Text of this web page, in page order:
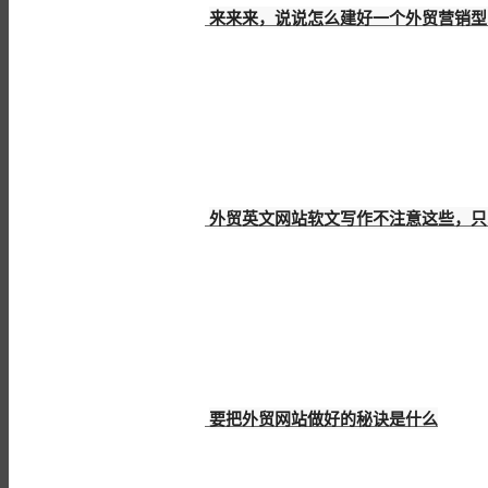
来来来，说说怎么建好一个外贸营销
外贸英文网站软文写作不注意这些，
要把外贸网站做好的秘诀是什么